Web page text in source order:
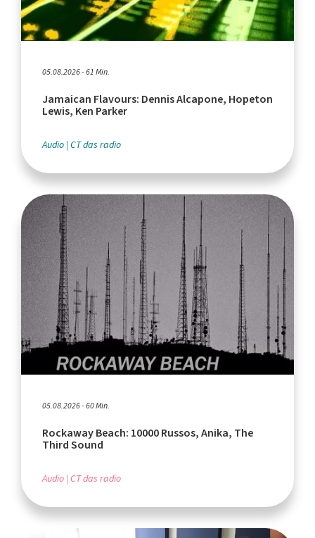
05.08.2026 - 61 Min.
Jamaican Flavours: Dennis Alcapone, Hopeton
Lewis, Ken Parker
Audio CT das radio
05.08.2026 - 60 Min.
Rockaway Beach: 10000 Russos, Anika, The
Third Sound
Audio CT das radio